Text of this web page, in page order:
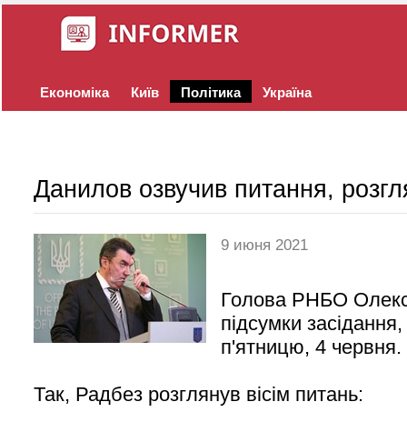
Економіка Київ Політика Україна
Данилов озвучив питання,
9 июня 2021
Голова РНБО
підсумки
п'ятницю, 4 червня.
Так, Радбез розглянув вісім питань: